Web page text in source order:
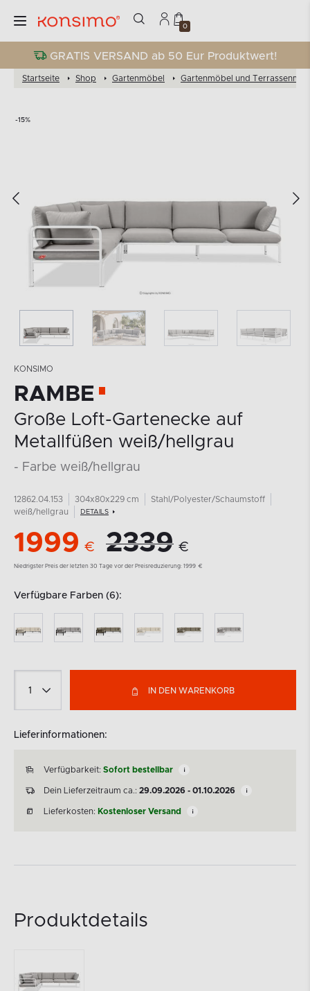
0
GRATIS VERSAND ab 50 Eur Produktwert!
Startseite Shop Gartenmöbel Gartenmöbel und
-15%
KONSIMO
RAMBE
Große Loft-Gartenecke auf
Metallfüßen weiß/hellgrau
- Farbe weiß/hellgrau
12862.04.153 304x80x229 cm
Stahl/Polyester/Schaumstoff
weiß/hellgrau
DETAILS
1999 € 2339 €
Niedrigster Preis der letzten 30 Tage vor der Preisreduzierung: 1999 €
Verfügbare Farben (6):
IN DEN WARENKORB
Lieferinformationen:
Verfügbarkeit: Sofort bestellbar
Dein Lieferzeitraum ca.: 29.09.2026 - 01.10.2026
Lieferkosten: Kostenloser Versand
Produktdetails